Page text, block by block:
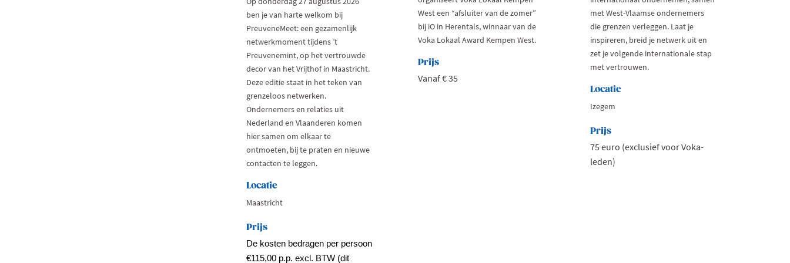
ben je van harte welkom bij
PreuveneMeet: een gezamenlijk
netwerkmoment tijdens ’t
Preuvenemint, op het vertrouwde
decor van het Vrijthof in Maastricht.
Deze editie staat in het teken van
grenzeloos netwerken.
Ondernemers en relaties uit
Nederland en Vlaanderen komen
hier samen om elkaar te
ontmoeten, bij te praten en nieuwe
contacten te leggen.
Locatie
Maastricht
Prijs
De kosten bedragen per persoon
€115,00 p.p. excl. BTW (dit
West een “afsluiter van de zomer”
bij iO in Herentals, winnaar van de
Voka Lokaal Award Kempen West.
Prijs
Vanaf € 35
met West-Vlaamse ondernemers
die grenzen verleggen. Laat je
inspireren, breid je netwerk uit en
zet je volgende internationale stap
met vertrouwen.
Locatie
Izegem
Prijs
75 euro (exclusief voor Voka-
leden)